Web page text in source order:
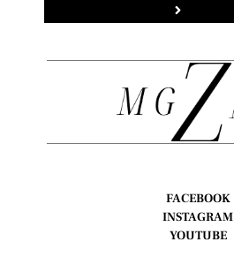
FACEBOOK
INSTAGRAM
YOUTUBE